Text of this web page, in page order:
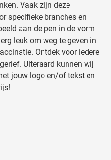
Vaak zijn deze
specifieke branches en
aan de pen in de vorm
leuk om weg te geven in
Ontdek voor iedere
Uiteraard kunnen wij
jouw logo en/of tekst en